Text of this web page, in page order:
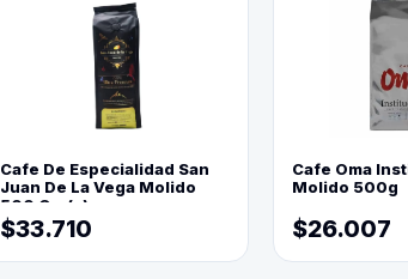
Cafe De Especialidad San
Juan De La Vega Molido
500 Grs(=)
$33.710
Cafe Oma
Molido 500g
$26.007